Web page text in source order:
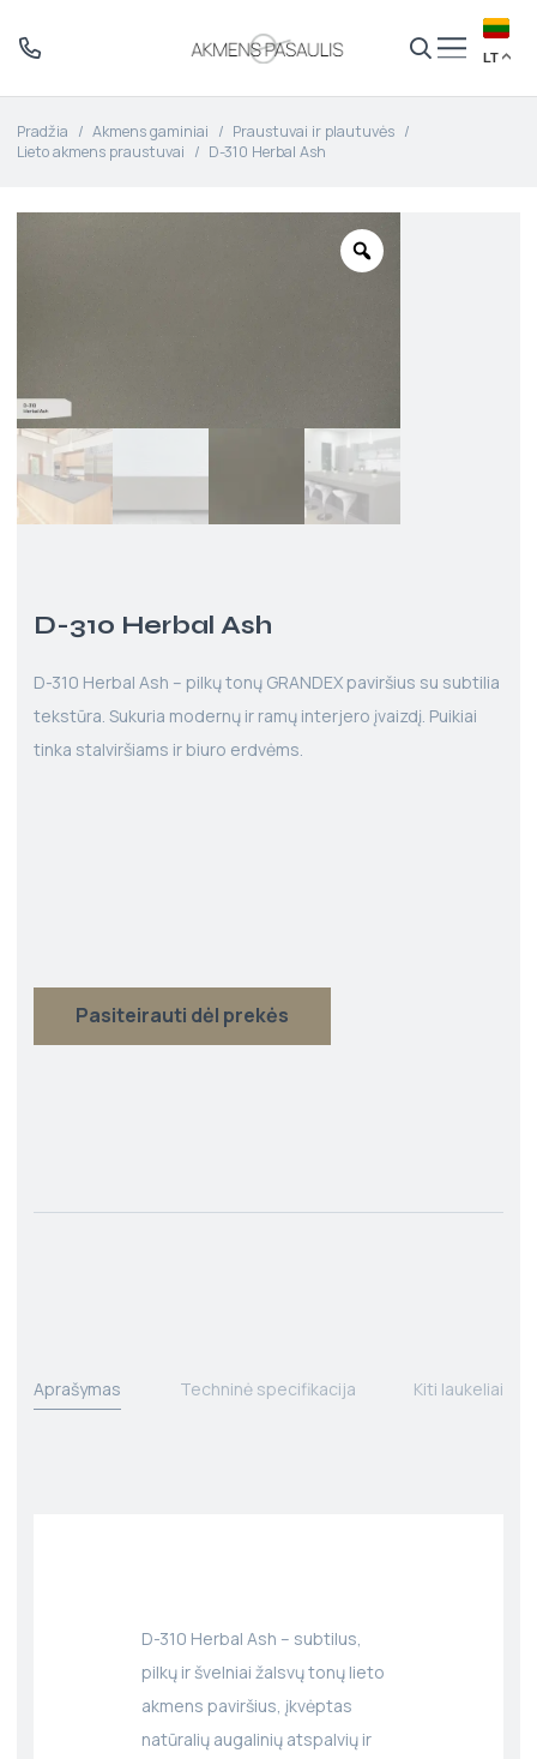
LT
Pradžia / Akmens gaminiai / Praustuvai ir plautuvės /
Lieto akmens praustuvai / D-310 Herbal Ash
D-310 Herbal Ash
D-310 Herbal Ash – pilkų tonų GRANDEX paviršius su subtilia
tekstūra. Sukuria modernų ir ramų interjero įvaizdį. Puikiai
tinka stalviršiams ir biuro erdvėms.
Pasiteirauti dėl prekės
Aprašymas Techninė specifikacija Kiti laukeliai
D-310 Herbal Ash – subtilus,
pilkų ir švelniai žalsvų tonų lieto
akmens paviršius, įkvėptas
natūralių augalinių atspalvių ir